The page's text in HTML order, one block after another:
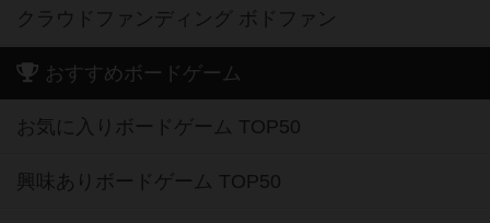
クラウドファンディング ボドファン
おすすめボードゲーム
お気に入りボードゲーム TOP50
興味ありボードゲーム TOP50